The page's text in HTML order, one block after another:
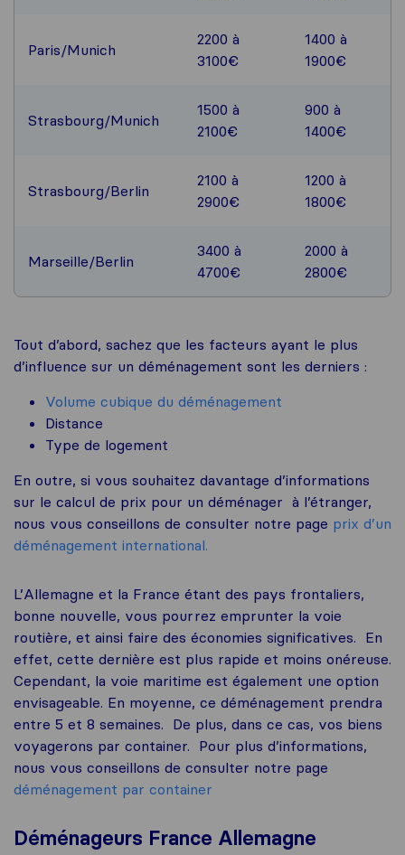
Paris/Munich
2200 à
3100€
1400 à
1900€
Strasbourg/Munich
1500 à
2100€
900 à
1400€
Strasbourg/Berlin
2100 à
2900€
1200 à
1800€
Marseille/Berlin
3400 à
4700€
2000 à
2800€
Tout d’abord, sachez que les facteurs ayant le plus
d’influence sur un déménagement sont les derniers :
Volume cubique du déménagement
Distance
Type de logement
En outre, si vous souhaitez davantage d’informations
sur le calcul de prix pour un déménager à l’étranger,
nous vous conseillons de consulter notre page prix d’un
déménagement international.
L’Allemagne et la France étant des pays frontaliers,
bonne nouvelle, vous pourrez emprunter la voie
routière, et ainsi faire des économies significatives. En
effet, cette dernière est plus rapide et moins onéreuse.
Cependant, la voie maritime est également une option
envisageable. En moyenne, ce déménagement prendra
entre 5 et 8 semaines. De plus, dans ce cas, vos biens
voyagerons par container. Pour plus d’informations,
nous vous conseillons de consulter notre page
déménagement par container
Déménageurs France Allemagne